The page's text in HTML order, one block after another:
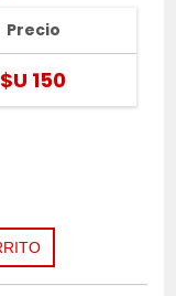
Precio
$U 150